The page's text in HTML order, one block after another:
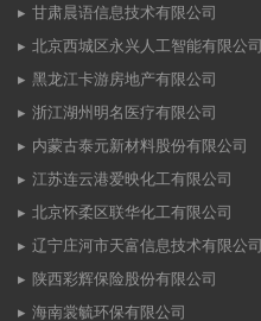
甘肃晨语信息技术有限公司
北京西城区永兴人工智能有限公司
黑龙江卡游房地产有限公司
浙江湖州明名医疗有限公司
内蒙古泰元新材料股份有限公司
江苏连云港爱映化工有限公司
北京怀柔区联华化工有限公司
辽宁庄河市天富信息技术有限公司
陕西彩辉保险股份有限公司
海南裳毓环保有限公司